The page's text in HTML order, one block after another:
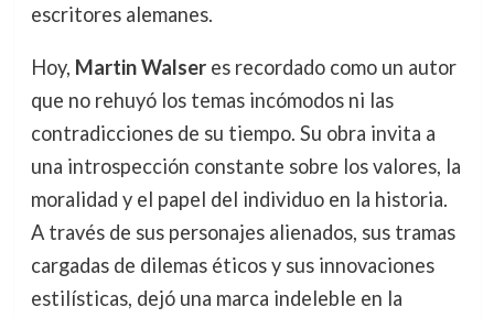
escritores alemanes.
Hoy, Martin Walseres recordado como un autor
que no rehuyó los temas incómodos ni las
contradicciones de su tiempo. Su obra invita a
una introspección constante sobre los valores, la
moralidad y el papel del individuo en la historia.
A través de sus personajes alienados, sus tramas
cargadas de dilemas éticos y sus innovaciones
estilísticas, dejó una marca indeleble en la